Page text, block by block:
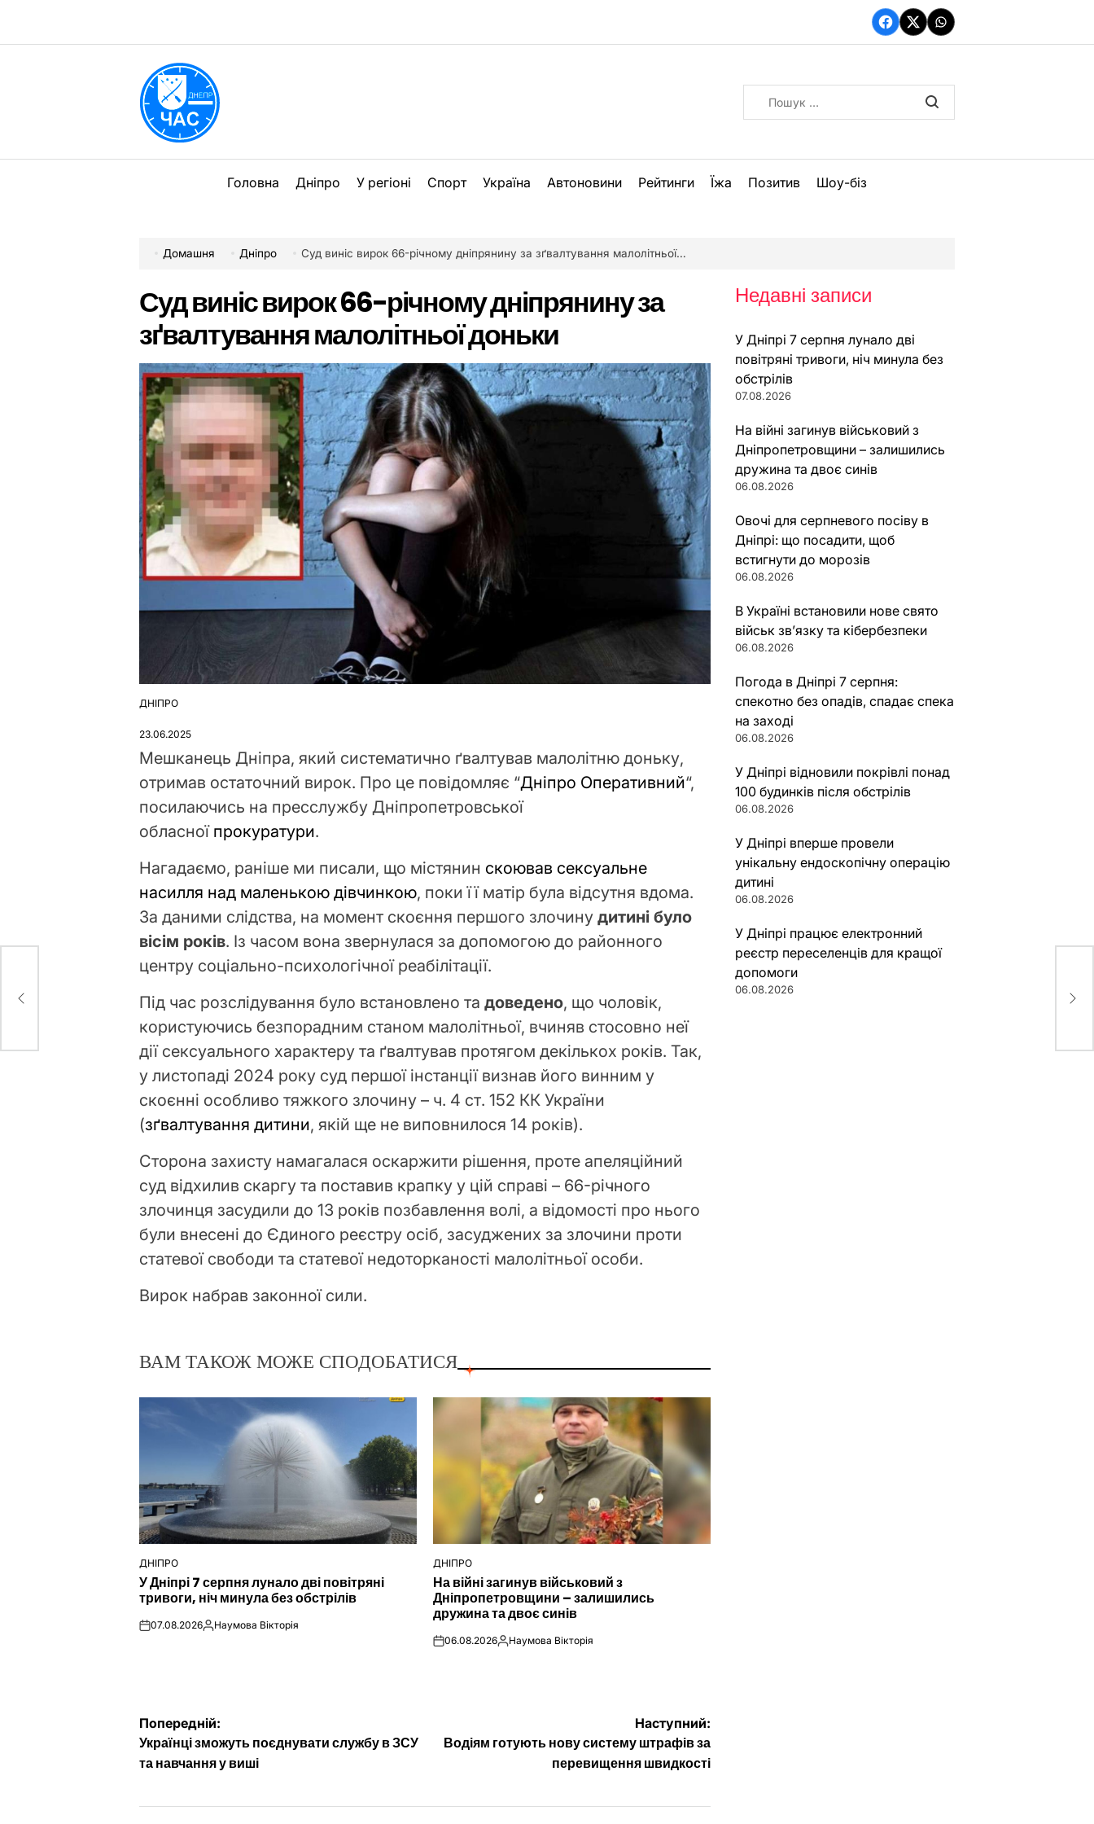
вмісту
Facebook
TwitterWhatsApp
Головна Дніпро У регіоні Спорт Україна Автоновини Рейтинги Їжа Позитив Шоу-біз
Домашня Дніпро Суд виніс вирок 66-річному дніпрянину за зґвалтування малолітньої доньки
Суд виніс вирок 66-річному дніпрянину за
зґвалтування малолітньої доньки
ОПУБЛІКУВАТИ
ДНІПРО
23.06.2025
Мешканець Дніпра, який систематично ґвалтував малолітню доньку,
отримав остаточний вирок. Про це повідомляє “Дніпро Оперативний“,
посилаючись на пресслужбу Дніпропетровської
обласної прокуратури.
Нагадаємо, раніше ми писали, що містянин скоював сексуальне
насилля над маленькою дівчинкою, поки її матір була відсутня вдома.
За даними слідства, на момент скоєння першого злочинудитині було
вісім років. Із часом вона звернулася за допомогою до районного
центру соціально-психологічної реабілітації.
Під час розслідування було встановлено тадоведено, що чоловік,
користуючись безпорадним станом малолітньої, вчиняв стосовно неї
дії сексуального характеру та ґвалтував протягом декількох років. Так,
у листопаді 2024 року суд першої інстанції визнав його винним у
скоєнні особливо тяжкого злочину – ч. 4 ст. 152 КК України
(зґвалтування дитини, якій ще не виповнилося 14 років).
Сторона захисту намагалася оскаржити рішення, проте апеляційний
суд відхилив скаргу та поставив крапку у цій справі – 66-річного
злочинця засудили до 13 років позбавлення волі, а відомості про нього
були внесені до Єдиного реєстру осіб, засуджених за злочини проти
статевої свободи та статевої недоторканості малолітньої особи.
Вирок набрав законної сили.
ВАМ ТАКОЖ МОЖЕ СПОДОБАТИСЯ
ОПУБЛІКУВАТИ
У
ДНІПРО
У Дніпрі 7 серпня лунало дві повітряні
тривоги, ніч минула без обстрілів
on07.08.2026Опубліковано
Наумова Вікторія
ОПУБЛІКУВАТИ
У
ДНІПРО
На війні загинув військовий з
Дніпропетровщини – залишились
дружина та двоє синів
on06.08.2026Опубліковано
Наумова Вікторія
Навігація
записів
Попередній:
Українці зможуть поєднувати службу в ЗСУ
та навчання у виші
Наступний:
Водіям готують нову систему штрафів за
перевищення швидкості
Недавні записи
У Дніпрі 7 серпня лунало дві
повітряні тривоги, ніч минула без
обстрілів
07.08.2026
На війні загинув військовий з
Дніпропетровщини – залишились
дружина та двоє синів
06.08.2026
Овочі для серпневого посіву в
Дніпрі: що посадити, щоб
встигнути до морозів
06.08.2026
В Україні встановили нове свято
військ зв’язку та кібербезпеки
06.08.2026
Погода в Дніпрі 7 серпня:
спекотно без опадів, спадає спека
на заході
06.08.2026
У Дніпрі відновили покрівлі понад
100 будинків після обстрілів
06.08.2026
У Дніпрі вперше провели
унікальну ендоскопічну операцію
дитині
06.08.2026
У Дніпрі працює електронний
реєстр переселенців для кращої
допомоги
06.08.2026